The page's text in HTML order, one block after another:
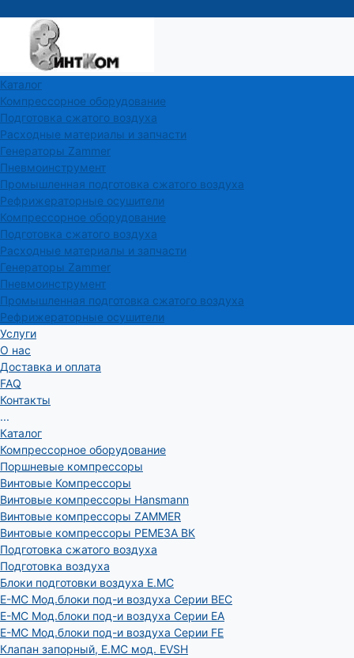
Каталог
Компрессорное оборудование
Подготовка сжатого воздуха
Расходные материалы и запчасти
Генераторы Zammer
Пневмоинструмент
Промышленная подготовка сжатого воздуха
Рефрижераторные осушители
Компрессорное оборудование
Подготовка сжатого воздуха
Расходные материалы и запчасти
Генераторы Zammer
Пневмоинструмент
Промышленная подготовка сжатого воздуха
Рефрижераторные осушители
Услуги
О нас
Доставка и оплата
FAQ
Контакты
...
Каталог
Компрессорное оборудование
Поршневые компрессоры
Винтовые Компрессоры
Винтовые компрессоры Hansmann
Винтовые компрессоры ZAMMER
Винтовые компрессоры РЕМЕЗА ВК
Подготовка сжатого воздуха
Подготовка воздуха
Блоки подготовки воздуха E.MC
E-MC Мод.блоки под-и воздуха Серии BEC
E-MC Мод.блоки под-и воздуха Серии EA
E-MC Мод.блоки под-и воздуха Серии FE
Клапан запорный, E.MC мод. EVSH